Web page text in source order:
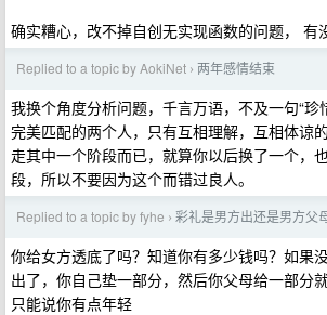
确实糟心，改不掉自创无实现函数的问题， 有
Replied to a topic by AokiNet › 两年感情结束
我换个角度分析问题，千言万语，不及一句“珍
完美匹配的两个人，只有互相理解，互相体谅
走其中一个阶段而已，就算你以后换了一个，
段，所以不要因为这个而错过良人。
Replied to a topic by fyhe › 彩礼是男方出还是男方父
你给女方透底了吗？知道你有多少钱吗？如果
出了，你自己垫一部分，然后你父母给一部分
只能说你有点年轻